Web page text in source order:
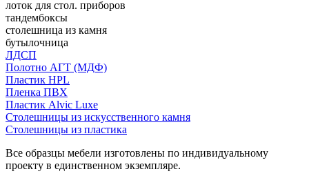
лоток для стол. приборов
тандембоксы
столешница из камня
бутылочница
ЛДСП
Полотно АГТ (МДФ)
Пластик HPL
Пленка ПВХ
Пластик Alvic Luxe
Столешницы из искусственного камня
Столешницы из пластика
Все образцы мебели изготовлены по индивидуальному
проекту в единственном экземпляре.